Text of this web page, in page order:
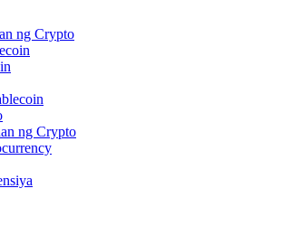
ng Crypto
ng Crypto